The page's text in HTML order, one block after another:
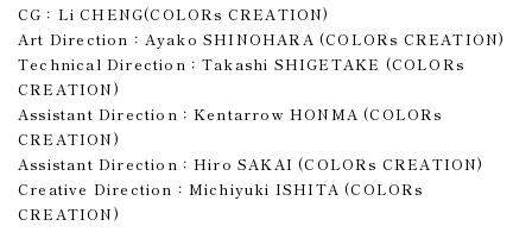
CG：Li CHENG(COLORs CREATION)
Art Direction：Ayako SHINOHARA (COLORs CREATION)
Technical Direction：Takashi SHIGETAKE (COLORs
CREATION)
Assistant Direction：Kentarrow HONMA (COLORs
CREATION)
Assistant Direction：Hiro SAKAI (COLORs CREATION)
Creative Direction：Michiyuki ISHITA (COLORs
CREATION)